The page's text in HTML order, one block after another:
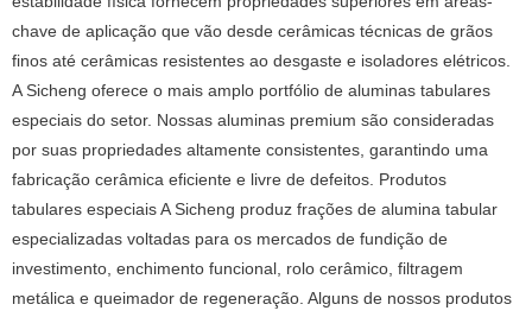
chave de aplicação que vão desde cerâmicas técnicas de grãos
finos até cerâmicas resistentes ao desgaste e isoladores elétricos.
A Sicheng oferece o mais amplo portfólio de aluminas tabulares
especiais do setor. Nossas aluminas premium são consideradas
por suas propriedades altamente consistentes, garantindo uma
fabricação cerâmica eficiente e livre de defeitos. Produtos
tabulares especiais A Sicheng produz frações de alumina tabular
especializadas voltadas para os mercados de fundição de
investimento, enchimento funcional, rolo cerâmico, filtragem
metálica e queimador de regeneração. Alguns de nossos produtos